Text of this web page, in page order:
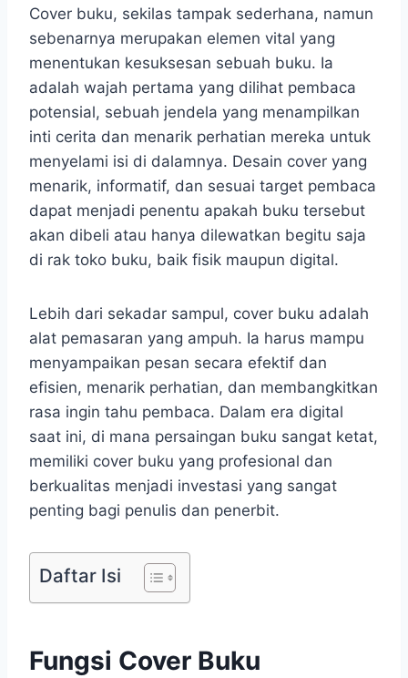
Cover buku, sekilas tampak sederhana, namun
sebenarnya merupakan elemen vital yang
menentukan kesuksesan sebuah buku. Ia
adalah wajah pertama yang dilihat pembaca
potensial, sebuah jendela yang menampilkan
inti cerita dan menarik perhatian mereka untuk
menyelami isi di dalamnya. Desain cover yang
menarik, informatif, dan sesuai target pembaca
dapat menjadi penentu apakah buku tersebut
akan dibeli atau hanya dilewatkan begitu saja
di rak toko buku, baik fisik maupun digital.
Lebih dari sekadar sampul, cover buku adalah
alat pemasaran yang ampuh. Ia harus mampu
menyampaikan pesan secara efektif dan
efisien, menarik perhatian, dan membangkitkan
rasa ingin tahu pembaca. Dalam era digital
saat ini, di mana persaingan buku sangat ketat,
memiliki cover buku yang profesional dan
berkualitas menjadi investasi yang sangat
penting bagi penulis dan penerbit.
Daftar Isi
Fungsi Cover Buku